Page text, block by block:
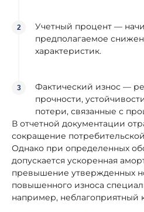
Учетный процент —
предполагаемое
характеристик.
Фактический износ —
прочности,
потери, связанные с
В отчетной документации
сокращение
Однако при определенных
допускается ускоренная
превышение утвержденных
повышенного износа
например, неблагоприятный